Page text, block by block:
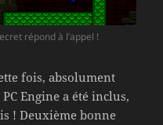
répond à l’appel !
fois, absolument
Engine a été inclus,
! Deuxième bonne